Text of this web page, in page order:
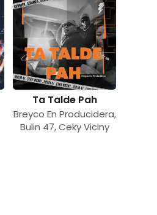
Ta Talde Pah
Breyco En Producidera,
Bulin 47,Ceky Viciny